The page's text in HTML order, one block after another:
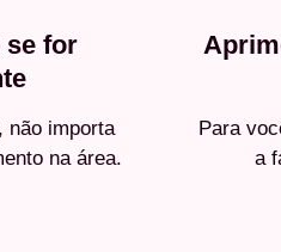
se for
não importa
na área.
Para
a